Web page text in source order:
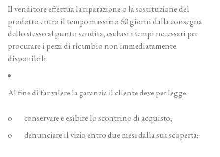
Il venditore effettua la riparazione o la sostituzione del
prodotto entro il tempo massimo 60 giorni dalla consegna
dello stesso al punto vendita, esclusi i tempi necessari per
procurare i pezzi di ricambio non immediatamente
disponibili.
Al fine di far valere la garanzia il cliente deve per legge:
o conservare e esibire lo scontrino di acquisto;
o denunciare il vizio entro due mesi dalla sua scoperta;